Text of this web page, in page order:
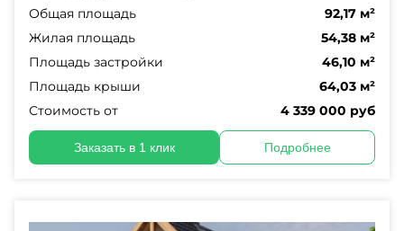
Общая площадь
92,17 м²
Жилая площадь
54,38 м²
Площадь застройки
46,10 м²
Площадь крыши
64,03 м²
Стоимость от
4 339 000 руб
Заказать в 1 клик Подробнее